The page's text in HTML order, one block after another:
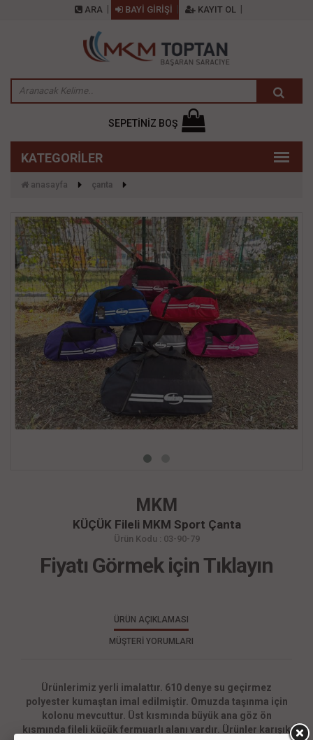
ARA BAYİ GİRİŞİ KAYIT OL
SEPETİNİZ BOŞ
anasayfa çanta
MKM
KÜÇÜK Fileli MKM Sport Çanta
Ürün Kodu : 03-90-79
Fiyatı Görmek için Tıklayın
ÜRÜN AÇIKLAMASI
MÜŞTERİ YORUMLARI
Ürünlerimiz yerli imalattır. 610 denye su geçirmez
polyester kumaştan imal edilmiştir. Omuzda taşınma için
kolonu mevcuttur. Üst kısmında büyük ana göz ön
kısmında fileli küçük fermuarlı alanı vardır. Ürünler karışık